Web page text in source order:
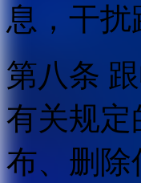
息，干
第八条
有关规定
布、删除